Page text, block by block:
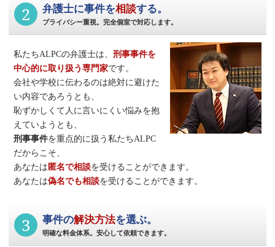
2 弁護士に事件を相談する。
プライバシー重視。完全個室で対応します。
私たちALPCの弁護士は、刑事事件を
中心的に取り扱う専門家です。
会社や学校に伝わるのは絶対に避けた
い内容であろうとも、
恥ずかしくて人に言いにくい悩みを抱
えていようとも、
刑事事件を重点的に扱う私たちALPC
だからこそ、
あなたは匿名で相談を受けることができます。
あなたは偽名でも相談を受けることができます。
3 事件の解決方法を選ぶ。
明確な料金体系。安心して依頼できます。